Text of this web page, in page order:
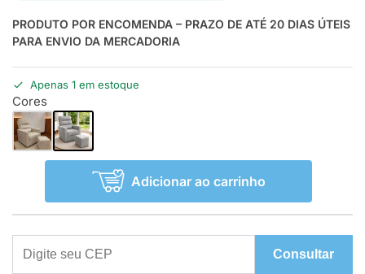
PRODUTO POR ENCOMENDA – PRAZO DE ATÉ 20 DIAS ÚTEIS
PARA ENVIO DA MERCADORIA
Apenas 1 em estoque
Cores
Adicionar ao carrinho
Consultar